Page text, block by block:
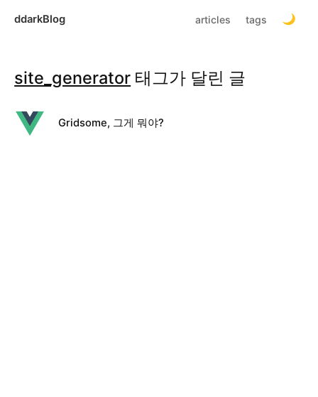
ddarkBlog articles tags
site_generator 태그가 달린 글
Gridsome, 그게 뭐야?